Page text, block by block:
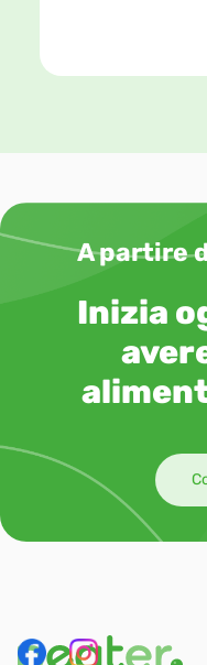
A partire
Inizia